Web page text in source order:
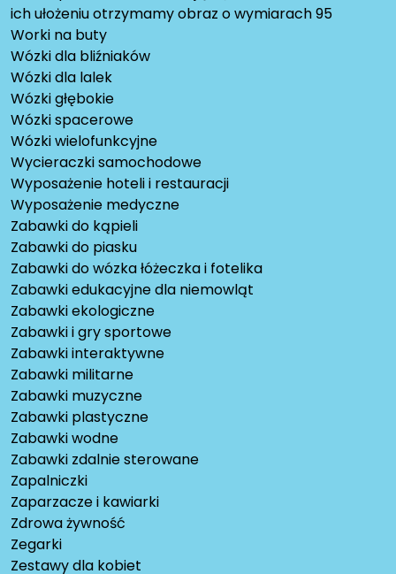
ich ułożeniu otrzymamy obraz o wymiarach 95
Worki na buty
Wózki dla bliźniaków
Wózki dla lalek
Wózki głębokie
Wózki spacerowe
Wózki wielofunkcyjne
Wycieraczki samochodowe
Wyposażenie hoteli i restauracji
Wyposażenie medyczne
Zabawki do kąpieli
Zabawki do piasku
Zabawki do wózka łóżeczka i fotelika
Zabawki edukacyjne dla niemowląt
Zabawki ekologiczne
Zabawki i gry sportowe
Zabawki interaktywne
Zabawki militarne
Zabawki muzyczne
Zabawki plastyczne
Zabawki wodne
Zabawki zdalnie sterowane
Zapalniczki
Zaparzacze i kawiarki
Zdrowa żywność
Zegarki
Zestawy dla kobiet